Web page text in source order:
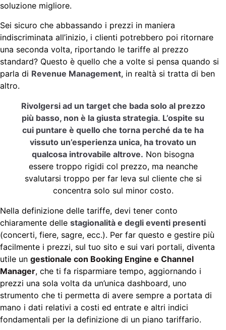
soluzione migliore.
Sei sicuro che abbassando i prezzi in maniera
indiscriminata all’inizio, i clienti potrebbero poi ritornare
una seconda volta, riportando le tariffe al prezzo
standard? Questo è quello che a volte si pensa quando si
parla di Revenue Management, in realtà si tratta di ben
altro.
Rivolgersi ad un target che bada solo al prezzo
più basso, non è la giusta strategia. L’ospite su
cui puntare è quello che torna perché da te ha
vissuto un’esperienza unica, ha trovato un
qualcosa introvabile altrove. Non bisogna
essere troppo rigidi col prezzo, ma neanche
svalutarsi troppo per far leva sul cliente che si
concentra solo sul minor costo.
Nella definizione delle tariffe, devi tener conto
chiaramente delle stagionalità e degli eventi presenti
(concerti, fiere, sagre, ecc.). Per far questo e gestire più
facilmente i prezzi, sul tuo sito e sui vari portali, diventa
utile un gestionale con Booking Engine e Channel
Manager, che ti fa risparmiare tempo, aggiornando i
prezzi una sola volta da un’unica dashboard, uno
strumento che ti permetta di avere sempre a portata di
mano i dati relativi a costi ed entrate e altri indici
fondamentali per la definizione di un piano tariffario.